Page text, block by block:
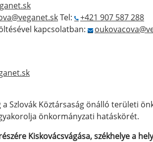
Tel:
+421 907 587 288
kapcsolatban:
a Szlovák Köztársaság önálló területi
önkormányzati hatáskörét.
Kiskovácsvágása, székhelye a